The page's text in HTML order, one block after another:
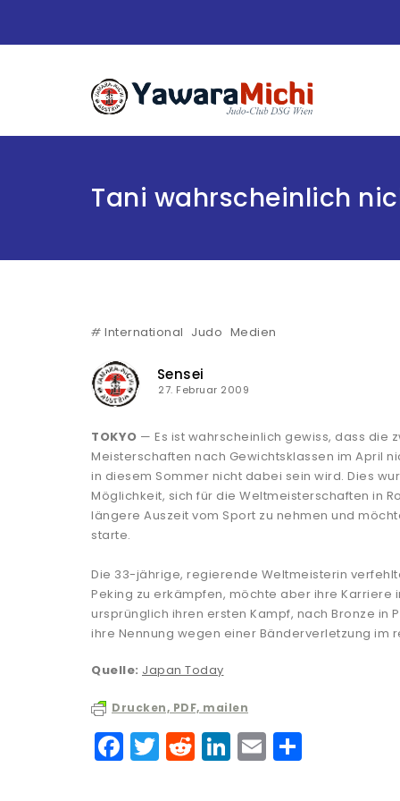
Tani wahrscheinlich
# International Judo Medien
Sensei
27. Februar 2009
TOKYO — Es ist wahrscheinlich gewiss, dass die
Meisterschaften nach Gewichtsklassen im April
in diesem Sommer nicht dabei sein wird. Dies
Möglichkeit, sich für die Weltmeisterschaften in
längere Auszeit vom Sport zu nehmen und
starte.
Die 33-jährige, regierende Weltmeisterin
Peking zu erkämpfen, möchte aber ihre Karriere
ursprünglich ihren ersten Kampf, nach Bronze in
ihre Nennung wegen einer Bänderverletzung im
Quelle: Japan Today
Drucken, PDF, mailen
F
a
T
w
R
e
Li
n
E
m